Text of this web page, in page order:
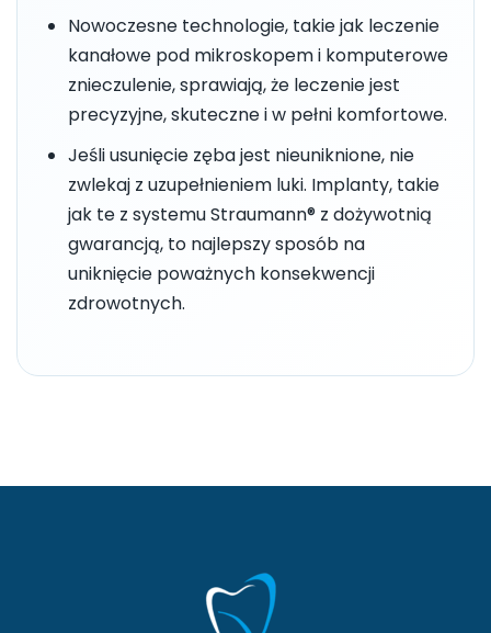
Nowoczesne technologie, takie jak leczenie
kanałowe pod mikroskopem i komputerowe
znieczulenie, sprawiają, że leczenie jest
precyzyjne, skuteczne i w pełni komfortowe.
Jeśli usunięcie zęba jest nieuniknione, nie
zwlekaj z uzupełnieniem luki. Implanty, takie
jak te z systemu Straumann® z dożywotnią
gwarancją, to najlepszy sposób na
uniknięcie poważnych konsekwencji
zdrowotnych.